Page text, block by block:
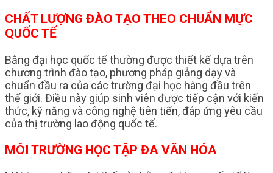
CHẤT LƯỢNG ĐÀO TẠO THEO CHUẨN MỰC
QUỐC TẾ
Bằng đại học quốc tế thường được thiết kế dựa trên
chương trình đào tạo, phương pháp giảng dạy và
chuẩn đầu ra của các trường đại học hàng đầu trên
thế giới. Điều này giúp sinh viên được tiếp cận với kiến
thức, kỹ năng và công nghệ tiên tiến, đáp ứng yêu cầu
của thị trường lao động quốc tế.
MÔI TRƯỜNG HỌC TẬP ĐA VĂN HÓA